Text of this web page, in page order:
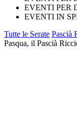
EVENTI PER
EVENTI IN
Tutte le Serate Pascià
Pasqua, il Pascià